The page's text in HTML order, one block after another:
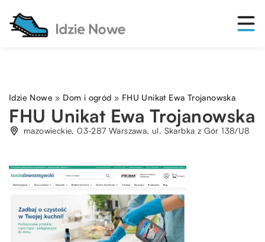
Idzie Nowe » Dom i ogród » FHU Unikat Ewa Trojanowska
FHU Unikat Ewa Trojanowska
mazowieckie, 03-287 Warszawa, ul. Skarbka z Gór 138/U8